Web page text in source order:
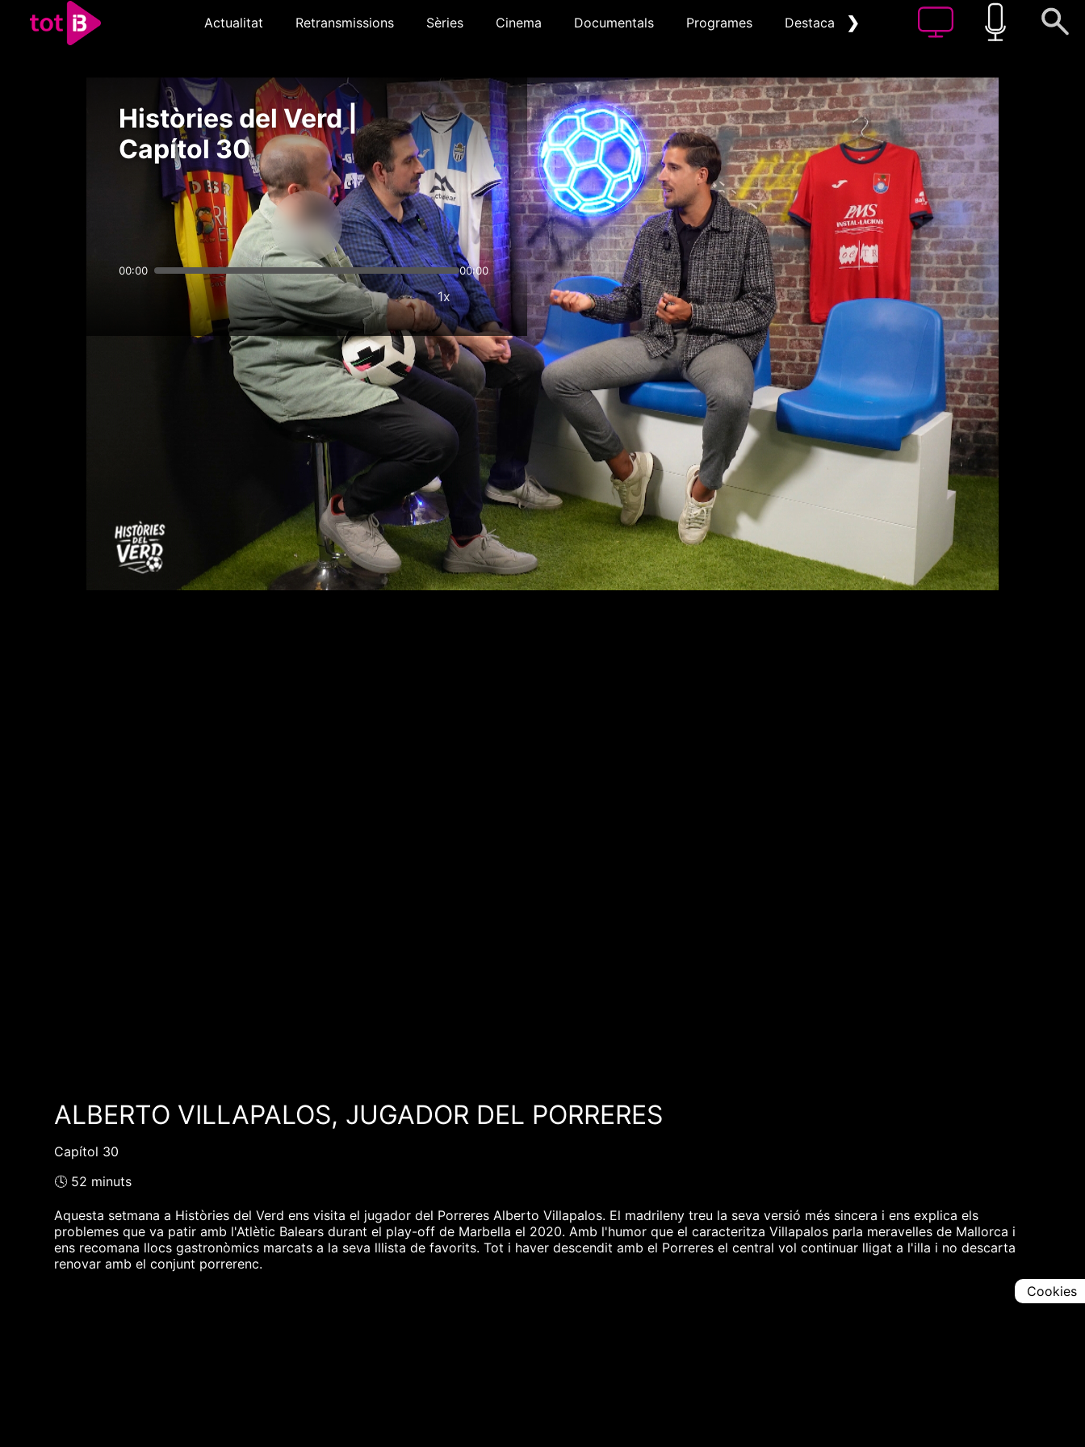
Actualitat Retransmissions Sèries Cinema Documentals Programes Destacat ❯
Històries del Verd |
Capítol 30
00:00 00:00
1x
ALBERTO VILLAPALOS, JUGADOR DEL PORRERES
Capítol 30
🕓 52 minuts
Aquesta setmana a Històries del Verd ens visita el jugador del Porreres Alberto Villapalos. El madrileny treu la seva versió més sincera i ens explica els
problemes que va patir amb l'Atlètic Balears durant el play-off de Marbella el 2020. Amb l'humor que el caracteritza Villapalos parla meravelles de Mallorca i
ens recomana llocs gastronòmics marcats a la seva lllista de favorits. Tot i haver descendit amb el Porreres el central vol continuar lligat a l'illa i no descarta
renovar amb el conjunt porrerenc.
Cookies